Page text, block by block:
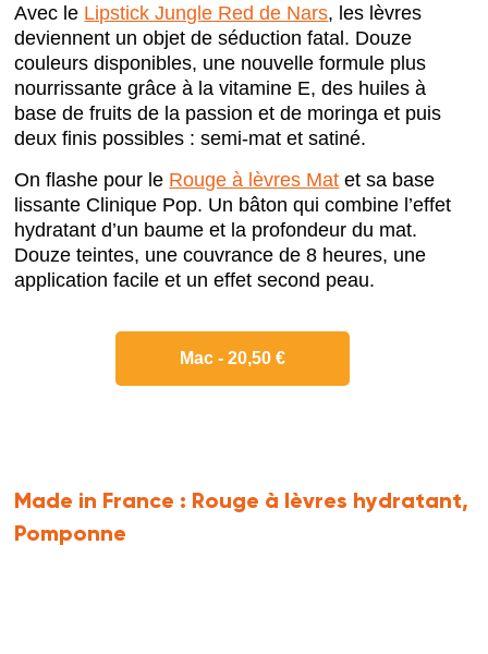
Avec le Lipstick Jungle Red de Nars, les lèvres
deviennent un objet de séduction fatal. Douze
couleurs disponibles, une nouvelle formule plus
nourrissante grâce à la vitamine E, des huiles à
base de fruits de la passion et de moringa et puis
deux finis possibles : semi-mat et satiné.
On flashe pour le Rouge à lèvres Mat et sa base
lissante Clinique Pop. Un bâton qui combine l’effet
hydratant d’un baume et la profondeur du mat.
Douze teintes, une couvrance de 8 heures, une
application facile et un effet second peau.
Mac - 20,50 €
Made in France : Rouge à lèvres hydratant,
Pomponne